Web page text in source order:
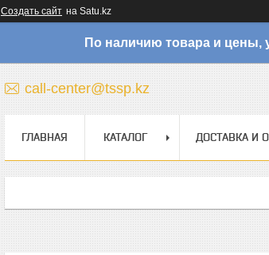
Создать сайт на Satu.kz
По наличию товара и цены,
call-center@tssp.kz
ГЛАВНАЯ КАТАЛОГ ДОСТАВКА И